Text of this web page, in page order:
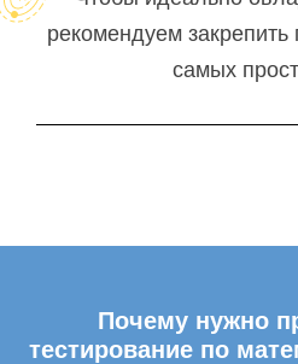
рекомендуем
самых
Почему нужно
тестирование по